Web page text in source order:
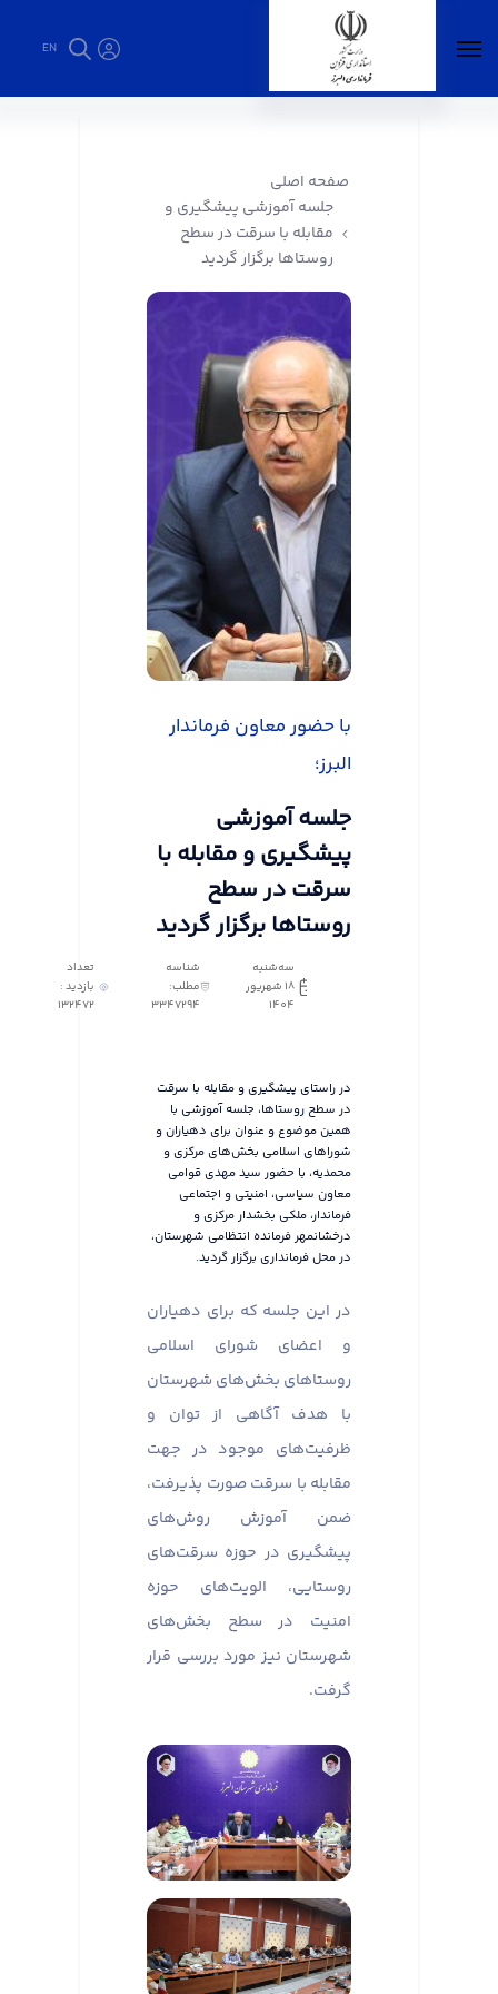
EN
صفحه اصلی
جلسه آموزشی پیشگیری و
مقابله با سرقت در سطح
روستاها برگزار گردید
با حضور معاون فرماندار
البرز؛
جلسه آموزشی
پیشگیری و مقابله با
سرقت در سطح
روستاها برگزار گردید
سه‌شنبه
18 شهریور
1404
شناسه
مطلب:
3347294
تعداد
بازدید :
132472
در راستای پیشگیری و مقابله با سرقت
در سطح روستاها، جلسه آموزشی با
همین موضوع و عنوان برای دهیاران و
شوراهای اسلامی بخش‌های مرکزی و
محمدیه، با حضور سید مهدی قوامی
معاون سیاسی، امنیتی و اجتماعی
فرماندار، ملکی بخشدار مرکزی و
درخشانمهر فرمانده انتظامی شهرستان،
در محل فرمانداری برگزار گردید.
در این جلسه که برای دهیاران
و اعضای شورای اسلامی
روستاهای بخش‌های شهرستان
با هدف آگاهی از توان و
ظرفیت‌های موجود در جهت
مقابله با سرقت صورت پذیرفت،
ضمن آموزش روش‌های
پیشگیری در حوزه سرقت‌های
روستایی، الویت‌های حوزه
امنیت در سطح بخش‌های
شهرستان نیز مورد بررسی قرار
گرفت.